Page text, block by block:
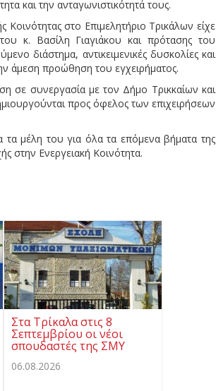
και την ανταγωνιστικότητά τους.
Κοινότητας στο Επιμελητήριο Τρικάλων είχε
κ. Βασίλη Γιαγιάκου και πρότασης του
διάστημα, αντικειμενικές δυσκολίες και
άμεση προώθηση του εγχειρήματος.
σε συνεργασία με τον Δήμο Τρικκαίων και
προς όφελος των επιχειρήσεων
τα μέλη του για όλα τα επόμενα βήματα της
στην Ενεργειακή Κοινότητα.
Στα Τρίκαλα στις 8
Σεπτεμβρίου οι νέοι
σπουδαστές της ΣΜΥ
06.08.2026